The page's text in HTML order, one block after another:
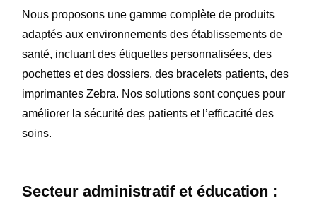
Nous proposons une gamme complète de produits
adaptés aux environnements des établissements de
santé, incluant des étiquettes personnalisées, des
pochettes et des dossiers, des bracelets patients, des
imprimantes Zebra. Nos solutions sont conçues pour
améliorer la sécurité des patients et l’efficacité des
soins.
Secteur administratif et éducation :